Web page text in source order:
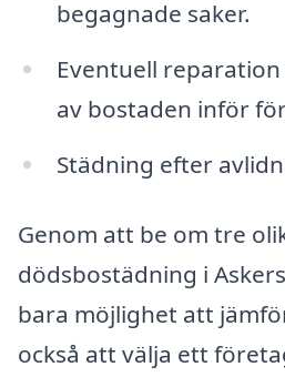
begagnade saker.
Eventuell
av bostaden inför
Städning efter
Genom att be om tre
dödsbostädning i
bara möjlighet att
också att välja ett